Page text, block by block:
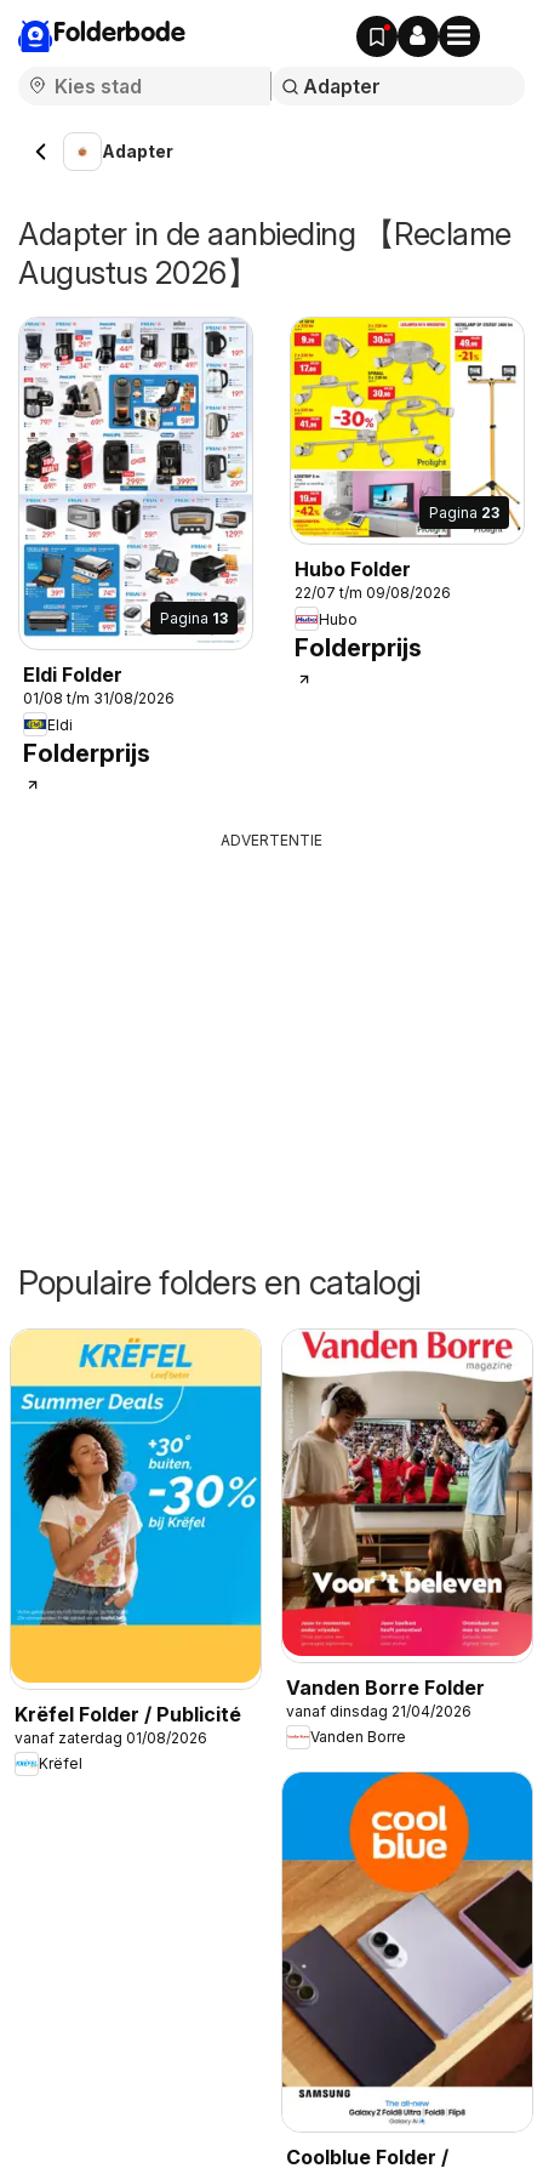
Folderbode
Adapter
Adapter in de aanbieding 【Reclame
Augustus 2026】
Pagina 13
Eldi Folder
01/08 t/m 31/08/2026
Eldi
Folderprijs
Pagina 23
Hubo Folder
22/07 t/m 09/08/2026
Hubo
Folderprijs
ADVERTENTIE
Populaire folders en catalogi
Krëfel Folder / Publicité
vanaf zaterdag 01/08/2026
Krëfel
Vanden Borre Folder
vanaf dinsdag 21/04/2026
Vanden Borre
Coolblue Folder /